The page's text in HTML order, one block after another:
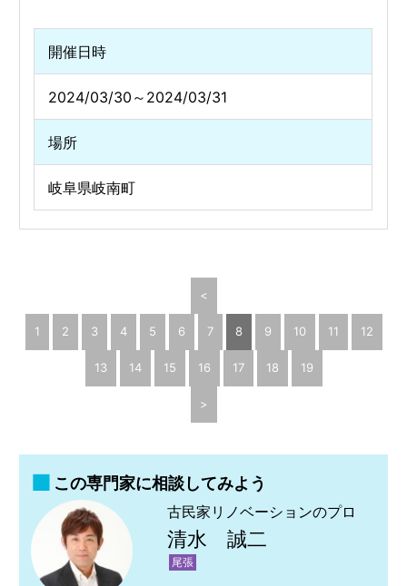
開催日時
2024/03/30～2024/03/31
場所
岐阜県岐南町
<
1 2 3 4 5 6 7 8 9 10 11 12
13 14 15 16 17 18 19
>
この専門家に相談してみよう
古民家リノベーションのプロ
清水 誠二
尾張